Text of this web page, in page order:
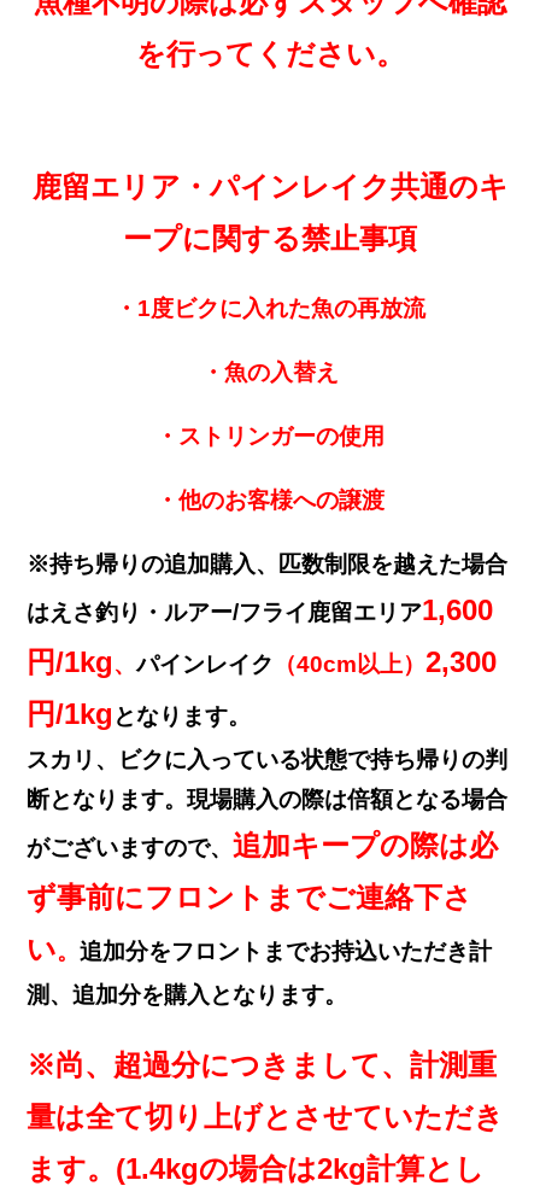
を行ってください。
鹿留エリア・パインレイク共通のキ
ープに関する禁止事項
・1度ビクに入れた魚の再放流
・魚の入替え
・ストリンガーの使用
・他のお客様への譲渡
※持ち帰りの追加購入、匹数制限を越えた場合
はえさ釣り・ルアー/フライ鹿留エリア1,600
円/1kg、パインレイク （40cm以上）2,300
円/1kg となります。
スカリ、ビクに入っている状態で持ち帰りの判
断となります。現場購入の際は倍額となる場合
がございますので、追加キープの際は必
ず事前にフロントまでご連絡下さ
い。追加分をフロントまでお持込いただき計
測、追加分を購入となります。
※尚、超過分につきまして、計測重
量は全て切り上げとさせていただき
ます。(1.4kgの場合は2kg計算とし